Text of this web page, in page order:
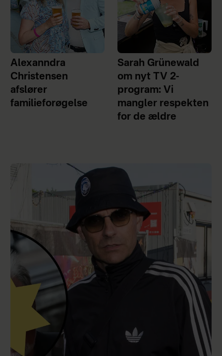
Alexanndra
Christensen
afslører
familieforøgelse
Sarah Grünewald
om nyt TV 2-
program: Vi
mangler respekten
for de ældre